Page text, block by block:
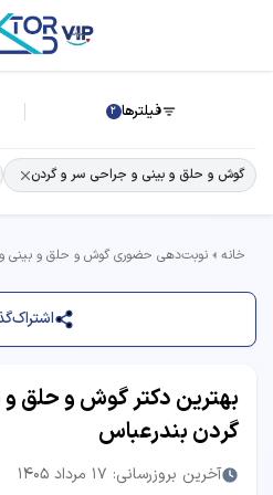
فیلترها 2
گوش و حلق و بینی و جراحی سر و گردن
خانه نوبت‌دهی حضوری گوش و حلق و بینی
بهترین دکتر گوش و حلق
گردن بندرعباس
آخرین بروزرسانی: 17 مرداد 1405